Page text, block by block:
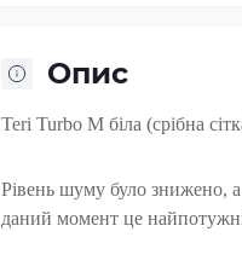
Опис
Teri Turbo M біла (срібна
Рівень шуму було знижено, а
даний момент це